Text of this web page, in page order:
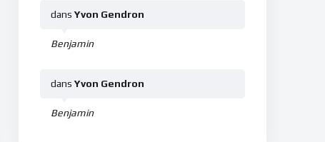
Benjamin
dansYvon Gendron
Benjamin
dansYvon Gendron